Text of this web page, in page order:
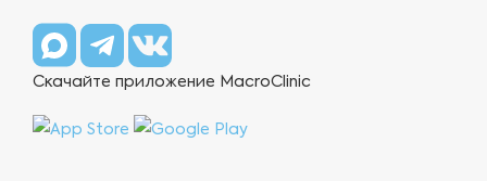
Скачайте приложение MacroClinic